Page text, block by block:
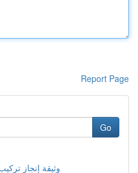
Report Page
Go
وثيقة إنجاز